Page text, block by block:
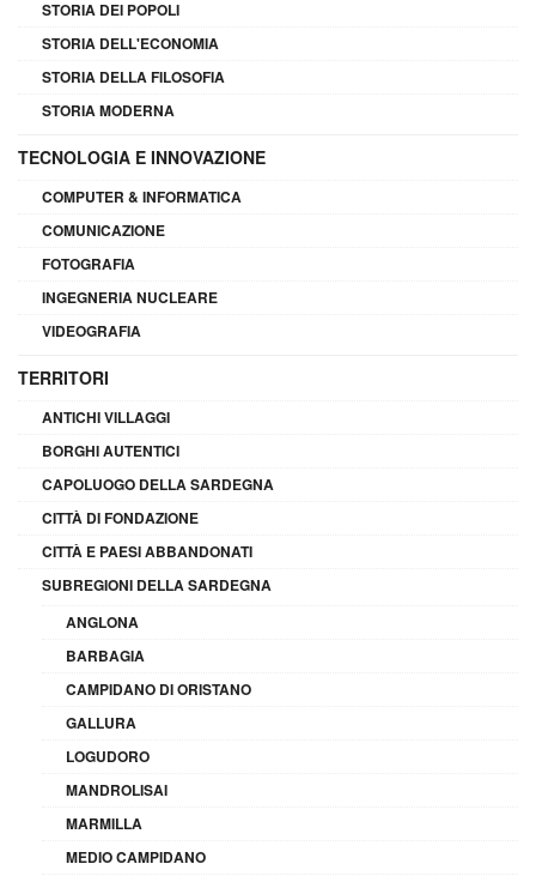
STORIA DEI POPOLI
STORIA DELL'ECONOMIA
STORIA DELLA FILOSOFIA
STORIA MODERNA
TECNOLOGIA E INNOVAZIONE
COMPUTER & INFORMATICA
COMUNICAZIONE
FOTOGRAFIA
INGEGNERIA NUCLEARE
VIDEOGRAFIA
TERRITORI
ANTICHI VILLAGGI
BORGHI AUTENTICI
CAPOLUOGO DELLA SARDEGNA
CITTÀ DI FONDAZIONE
CITTÀ E PAESI ABBANDONATI
SUBREGIONI DELLA SARDEGNA
ANGLONA
BARBAGIA
CAMPIDANO DI ORISTANO
GALLURA
LOGUDORO
MANDROLISAI
MARMILLA
MEDIO CAMPIDANO